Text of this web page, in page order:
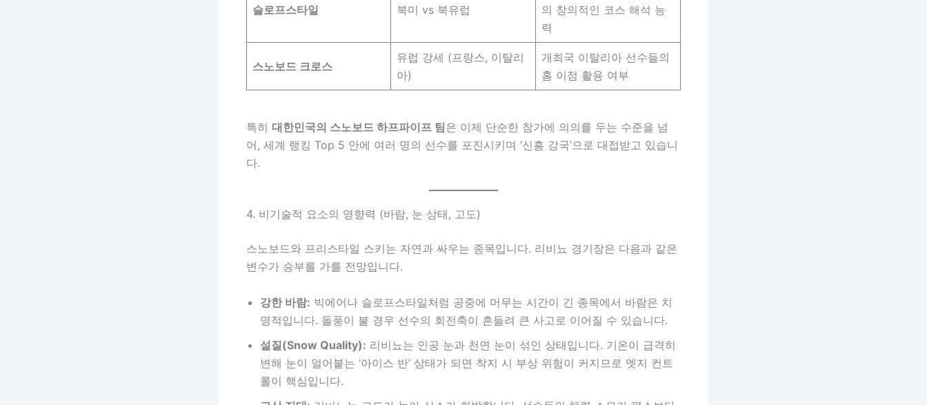
슬로프스타일 북미 vs 북유럽
의 창의적인 코스 해석 능
력
스노보드 크로스
유럽 강세 (프랑스, 이탈리
아)
개최국 이탈리아 선수들의
홈 이점 활용 여부
특히 대한민국의 스노보드 하프파이프 팀은 이제 단순한 참가에 의의를 두는 수준을 넘
어, 세계 랭킹 Top 5 안에 여러 명의 선수를 포진시키며 ‘신흥 강국’으로 대접받고 있습니
다.
4. 비기술적 요소의 영향력 (바람, 눈 상태, 고도)
스노보드와 프리스타일 스키는 자연과 싸우는 종목입니다. 리비뇨 경기장은 다음과 같은
변수가 승부를 가를 전망입니다.
강한 바람: 빅에어나 슬로프스타일처럼 공중에 머무는 시간이 긴 종목에서 바람은 치
명적입니다. 돌풍이 불 경우 선수의 회전축이 흔들려 큰 사고로 이어질 수 있습니다.
설질(Snow Quality): 리비뇨는 인공 눈과 천연 눈이 섞인 상태입니다. 기온이 급격히
변해 눈이 얼어붙는 ‘아이스 반’ 상태가 되면 착지 시 부상 위험이 커지므로 엣지 컨트
롤이 핵심입니다.